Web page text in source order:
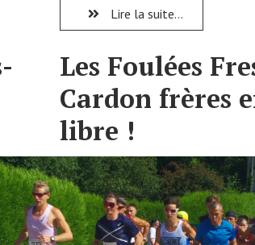
Lire la suite...
Les Foulées
Cardon frères
libre !